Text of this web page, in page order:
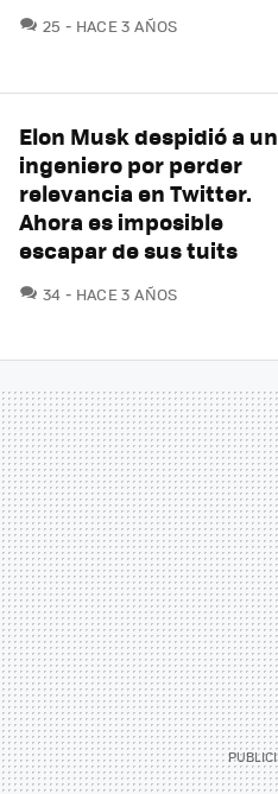
25 COMENTARIOS
HACE 3 AÑOS
Elon Musk despidió a un
ingeniero por perder
relevancia en Twitter.
Ahora es imposible
escapar de sus tuits
34 COMENTARIOS
HACE 3 AÑOS